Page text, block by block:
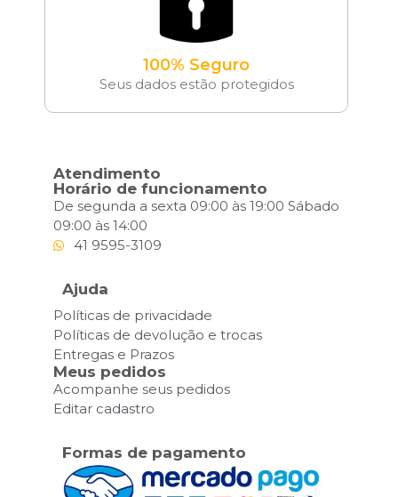
100% Seguro
Seus dados estão protegidos
Atendimento
Horário de funcionamento
De segunda a sexta 09:00 às 19:00 Sábado
09:00 às 14:00
41 9595-3109
Ajuda
Políticas de privacidade
Políticas de devolução e trocas
Entregas e Prazos
Meus pedidos
Acompanhe seus pedidos
Editar cadastro
Formas de pagamento